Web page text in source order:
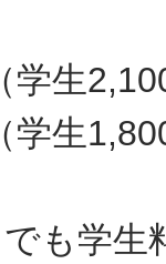
学生
学生
も学生